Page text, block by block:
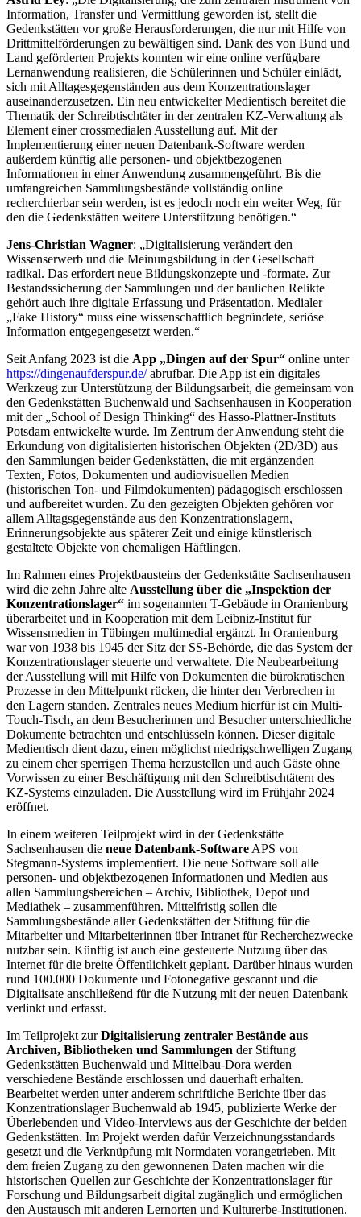
Information, Transfer und Vermittlung geworden ist, stellt die
Gedenkstätten vor große Herausforderungen, die nur mit Hilfe von
Drittmittelförderungen zu bewältigen sind. Dank des von Bund und
Land geförderten Projekts konnten wir eine online verfügbare
Lernanwendung realisieren, die Schülerinnen und Schüler einlädt,
sich mit Alltagesgegenständen aus dem Konzentrationslager
auseinanderzusetzen. Ein neu entwickelter Medientisch bereitet die
Thematik der Schreibtischtäter in der zentralen KZ-Verwaltung als
Element einer crossmedialen Ausstellung auf. Mit der
Implementierung einer neuen Datenbank-Software werden
außerdem künftig alle personen- und objektbezogenen
Informationen in einer Anwendung zusammengeführt. Bis die
umfangreichen Sammlungsbestände vollständig online
recherchierbar sein werden, ist es jedoch noch ein weiter Weg, für
den die Gedenkstätten weitere Unterstützung benötigen.“
Jens-Christian Wagner: „Digitalisierung verändert den
Wissenserwerb und die Meinungsbildung in der Gesellschaft
radikal. Das erfordert neue Bildungskonzepte und -formate. Zur
Bestandssicherung der Sammlungen und der baulichen Relikte
gehört auch ihre digitale Erfassung und Präsentation. Medialer
„Fake History“ muss eine wissenschaftlich begründete, seriöse
Information entgegengesetzt werden.“
Seit Anfang 2023 ist die App „Dingen auf der Spur“ online unter
https://dingenaufderspur.de/abrufbar. Die App ist ein digitales
Werkzeug zur Unterstützung der Bildungsarbeit, die gemeinsam von
den Gedenkstätten Buchenwald und Sachsenhausen in Kooperation
mit der „School of Design Thinking“ des Hasso-Plattner-Instituts
Potsdam entwickelte wurde. Im Zentrum der Anwendung steht die
Erkundung von digitalisierten historischen Objekten (2D/3D) aus
den Sammlungen beider Gedenkstätten, die mit ergänzenden
Texten, Fotos, Dokumenten und audiovisuellen Medien
(historischen Ton- und Filmdokumenten) pädagogisch erschlossen
und aufbereitet wurden. Zu den gezeigten Objekten gehören vor
allem Alltagsgegenstände aus den Konzentrationslagern,
Erinnerungsobjekte aus späterer Zeit und einige künstlerisch
gestaltete Objekte von ehemaligen Häftlingen.
Im Rahmen eines Projektbausteins der Gedenkstätte Sachsenhausen
wird die zehn Jahre alte Ausstellung über die „Inspektion der
Konzentrationslager“ im sogenannten T-Gebäude in Oranienburg
überarbeitet und in Kooperation mit dem Leibniz-Institut für
Wissensmedien in Tübingen multimedial ergänzt. In Oranienburg
war von 1938 bis 1945 der Sitz der SS-Behörde, die das System der
Konzentrationslager steuerte und verwaltete. Die Neubearbeitung
der Ausstellung will mit Hilfe von Dokumenten die bürokratischen
Prozesse in den Mittelpunkt rücken, die hinter den Verbrechen in
den Lagern standen. Zentrales neues Medium hierfür ist ein Multi-
Touch-Tisch, an dem Besucherinnen und Besucher unterschiedliche
Dokumente betrachten und entschlüsseln können. Dieser digitale
Medientisch dient dazu, einen möglichst niedrigschwelligen Zugang
zu einem eher sperrigen Thema herzustellen und auch Gäste ohne
Vorwissen zu einer Beschäftigung mit den Schreibtischtätern des
KZ-Systems einzuladen. Die Ausstellung wird im Frühjahr 2024
eröffnet.
In einem weiteren Teilprojekt wird in der Gedenkstätte
Sachsenhausen die neue Datenbank-Software APS von
Stegmann-Systems implementiert. Die neue Software soll alle
personen- und objektbezogenen Informationen und Medien aus
allen Sammlungsbereichen – Archiv, Bibliothek, Depot und
Mediathek – zusammenführen. Mittelfristig sollen die
Sammlungsbestände aller Gedenkstätten der Stiftung für die
Mitarbeiter und Mitarbeiterinnen über Intranet für Recherchezwecke
nutzbar sein. Künftig ist auch eine gesteuerte Nutzung über das
Internet für die breite Öffentlichkeit geplant. Darüber hinaus wurden
rund 100.000 Dokumente und Fotonegative gescannt und die
Digitalisate anschließend für die Nutzung mit der neuen Datenbank
verlinkt und erfasst.
Im Teilprojekt zurDigitalisierung zentraler Bestände aus
Archiven, Bibliotheken und Sammlungen der Stiftung
Gedenkstätten Buchenwald und Mittelbau-Dora werden
verschiedene Bestände erschlossen und dauerhaft erhalten.
Bearbeitet werden unter anderem schriftliche Berichte über das
Konzentrationslager Buchenwald ab 1945, publizierte Werke der
Überlebenden und Video-Interviews aus der Geschichte der beiden
Gedenkstätten. Im Projekt werden dafür Verzeichnungsstandards
gesetzt und die Verknüpfung mit Normdaten vorangetrieben. Mit
dem freien Zugang zu den gewonnenen Daten machen wir die
historischen Quellen zur Geschichte der Konzentrationslager für
Forschung und Bildungsarbeit digital zugänglich und ermöglichen
den Austausch mit anderen Lernorten und Kulturerbe-Institutionen.